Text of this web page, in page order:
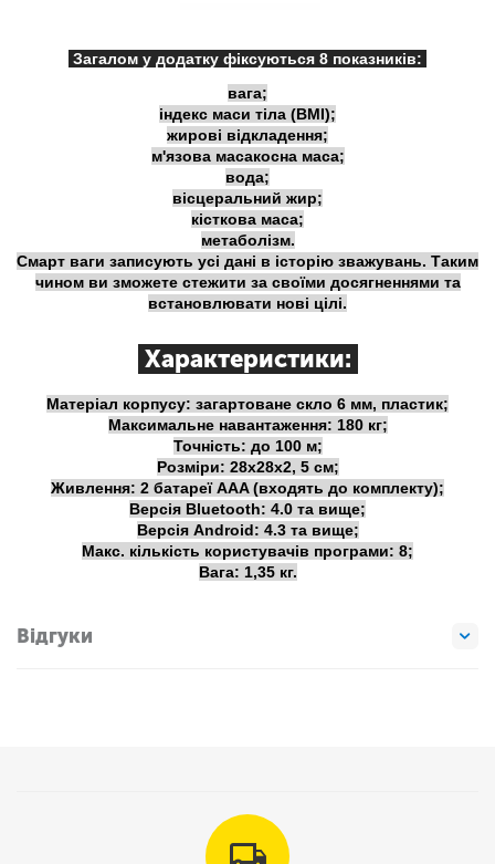
Загалом у додатку фіксуються 8 показників:
вага;
індекс маси тіла (BMI);
жирові відкладення;
м'язова масакосна маса;
вода;
вісцеральний жир;
кісткова маса;
метаболізм.
Смарт ваги записують усі дані в історію зважувань. Таким
чином ви зможете стежити за своїми досягненнями та
встановлювати нові цілі.
Характеристики:
Матеріал корпусу: загартоване скло 6 мм, пластик;
Максимальне навантаження: 180 кг;
Точність: до 100 м;
Розміри: 28х28х2, 5 см;
Живлення: 2 батареї AAA (входять до комплекту);
Версія Bluetooth: 4.0 та вище;
Версія Android: 4.3 та вище;
Макс. кількість користувачів програми: 8;
Вага: 1,35 кг.
Відгуки